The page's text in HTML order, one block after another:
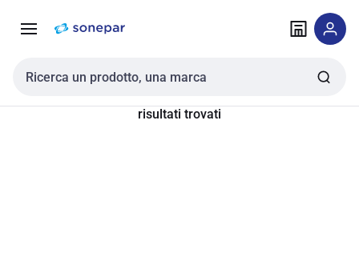
navigazione alla
Cerca input
risultati trovati